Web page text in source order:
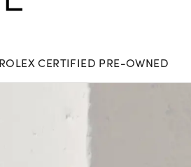
ROLEX CERTIFIED PRE-OWNED